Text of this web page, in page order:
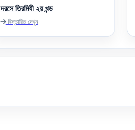
দরসে তিরমিযী ২য় খন্ড
বিস্তারিত দেখুন